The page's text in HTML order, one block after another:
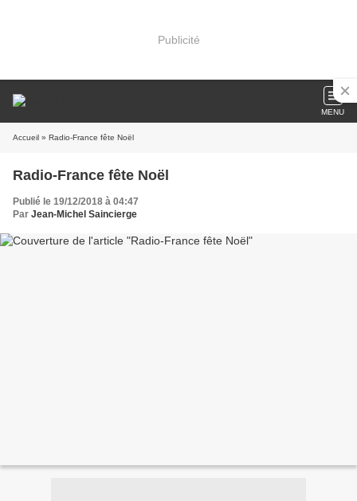
Publicité
MENU
Accueil » Radio-France fête Noël
Radio-France fête Noël
Publié le 19/12/2018 à 04:47
Par Jean-Michel Saincierge